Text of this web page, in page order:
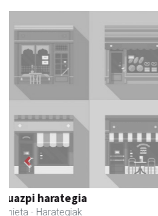
Urnietako Udala
Urnieta - Udaletxeak
Previous